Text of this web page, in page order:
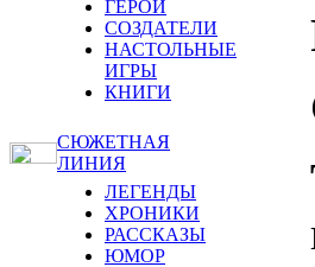
ГЕРОИ
СОЗДАТЕЛИ
НАСТОЛЬНЫЕ
ИГРЫ
КНИГИ
СЮЖЕТНАЯ
ЛИНИЯ
ЛЕГЕНДЫ
ХРОНИКИ
РАССКАЗЫ
ЮМОР